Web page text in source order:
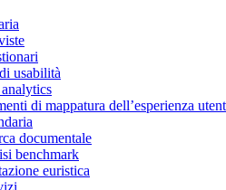
usabilità
di mappatura dell’esperienza
documentale
benchmark
euristica